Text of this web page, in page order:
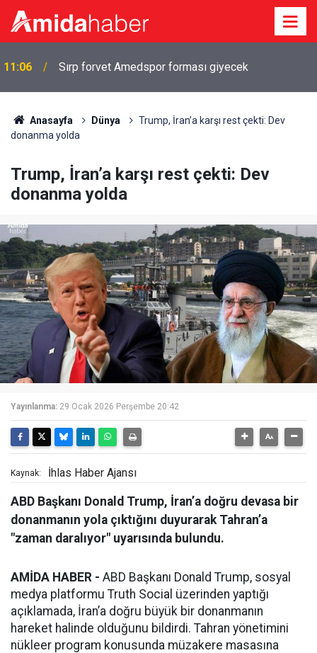
11:06 Sırp forvet Amedspor forması giyecek
Anasayfa Dünya
Trump, İran’a karşı rest çekti: Dev
donanma yolda
Trump, İran’a karşı rest çekti: Dev
donanma yolda
Yayınlanma: 29 Ocak 2026 Perşembe 20:42
Kaynak: İhlas Haber Ajansı
ABD Başkanı Donald Trump, İran’a doğru devasa bir
donanmanın yola çıktığını duyurarak Tahran’a
"zaman daralıyor" uyarısında bulundu.
AMİDA HABER - ABD Başkanı Donald Trump, sosyal
medya platformu Truth Social üzerinden yaptığı
açıklamada, İran’a doğru büyük bir donanmanın
hareket halinde olduğunu bildirdi. Tahran yönetimini
nükleer program konusunda müzakere masasına